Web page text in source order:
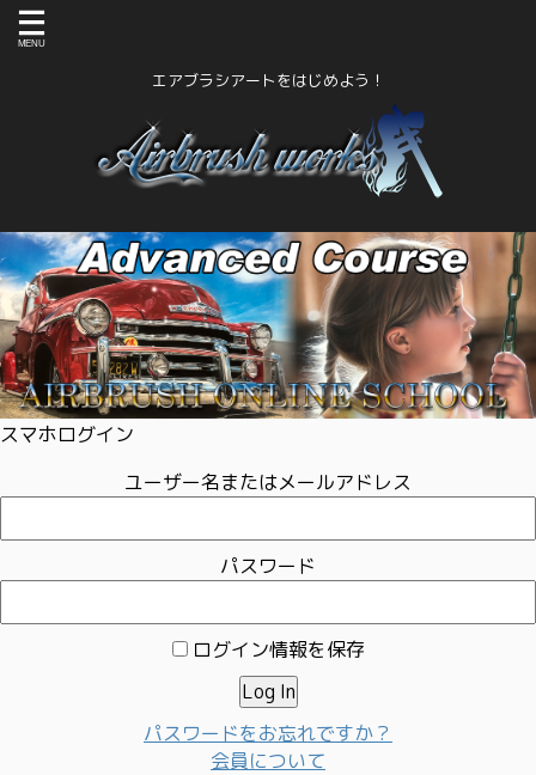
エアブラシアートをはじめよう！
スマホログイン
ユーザー名またはメールアドレス
パスワード
ログイン情報を保存
パスワードをお忘れですか？
会員について